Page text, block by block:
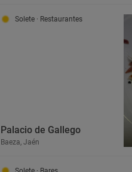
Solete · Restaurantes
Palacio de Gallego
Baeza, Jaén